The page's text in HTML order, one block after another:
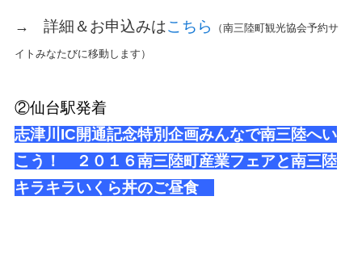
→ 詳細＆お申込みはこちら （南三陸町観光協会予約サ
イトみなたびに移動します）
②仙台駅発着
志津川IC開通記念特別企画みんなで南三陸へい
こう！ ２０１６南三陸町産業フェアと南三陸
キラキラいくら丼のご昼食